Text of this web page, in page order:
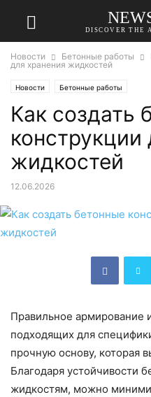
DISCOVER THE
Новости Бетонные работы
для хранения жидкостей
Новости Бетонные работы
Как создать
конструкции
жидкостей
12.06.2026
Правильное армирование
подходящих для
прочную основу, которая
Благодаря устойчивости
жидкостям, можно